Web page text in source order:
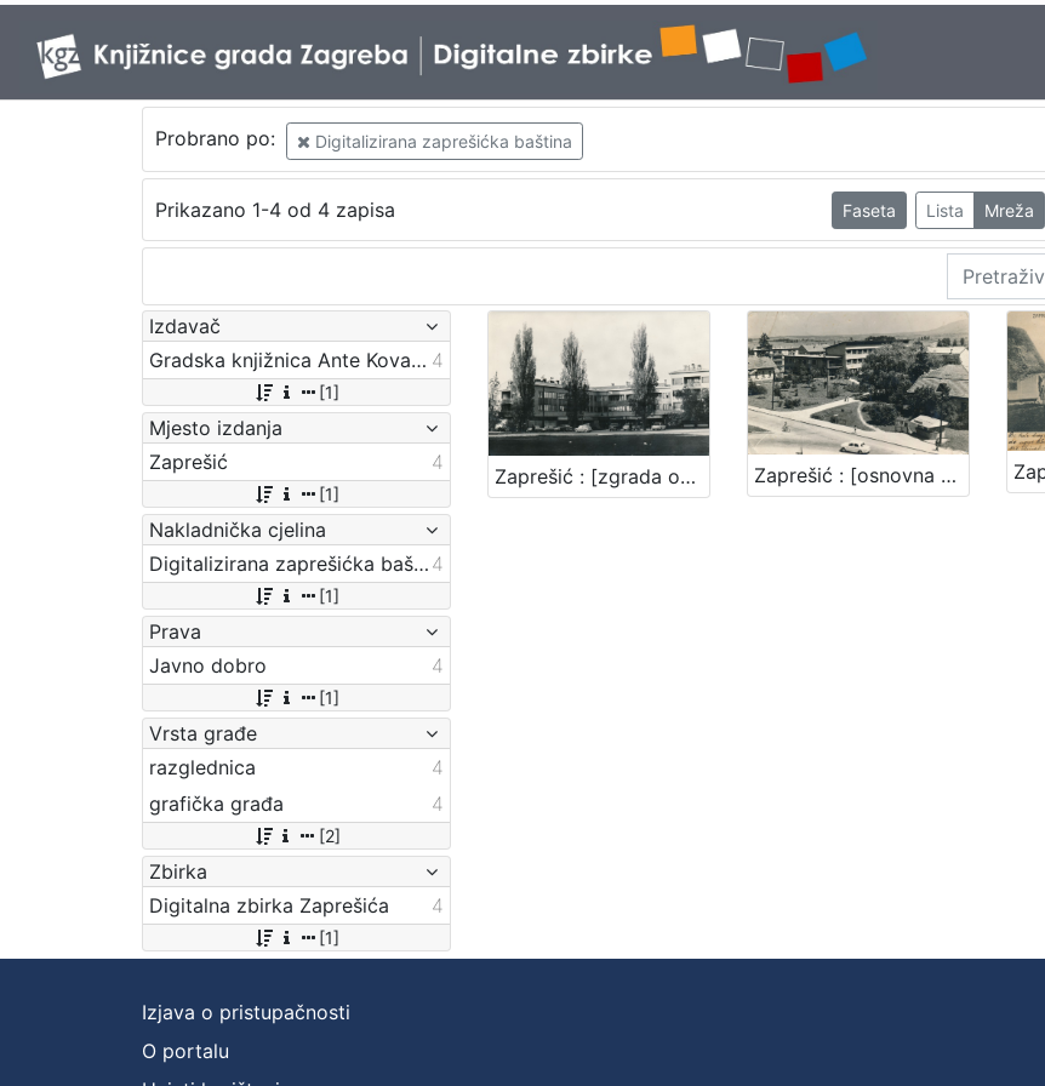
Probrano po: Digitalizirana zaprešićka baština
Prikazano 1-4 od 4 zapisa Faseta Lista Mreža
Izdavač
Gradska knjižnica Ante Kovačića 4
[1]
Mjesto izdanja
Zaprešić
4
[1]
Nakladnička cjelina
Digitalizirana zaprešićka baština 4
[1]
Prava
Javno dobro
4
[1]
Vrsta građe
razglednica
4
grafička građa
4
[2]
Zbirka
Digitalna zbirka Zaprešića
4
[1]
Zaprešić : [zgrada općine] Zaprešić : [osnovna škola u Zaprešiću]
Izjava o pristupačnosti
O portalu